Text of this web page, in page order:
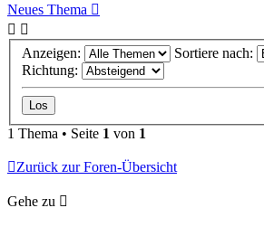
Neues Thema
Anzeigen:
Sortiere nach:
Richtung:
1 Thema • Seite 1 von 1
Zurück zur Foren-Übersicht
Gehe zu